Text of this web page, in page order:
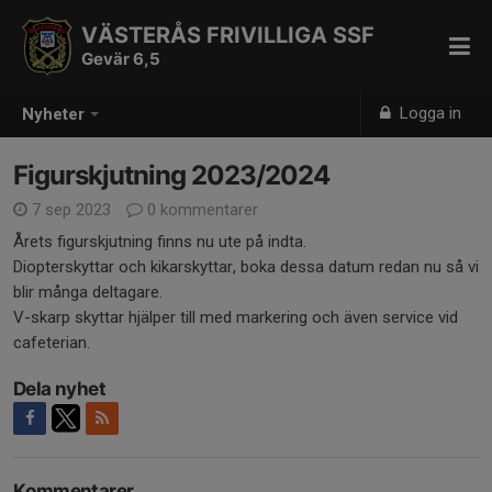
Nyheter Logga in
VÄSTERÅS FRIVILLIGA SSF
Gevär 6,5
Figurskjutning 2023/2024
7 sep 2023
0 kommentarer
Årets figurskjutning finns nu ute på indta.
Diopterskyttar och kikarskyttar, boka dessa datum redan nu så vi
blir många deltagare.
V-skarp skyttar hjälper till med markering och även service vid
cafeterian.
Dela nyhet